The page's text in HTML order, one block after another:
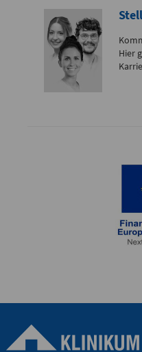
6514
Bereitschaftspraxis
Allgemeinmedizinischer
Flemmingstraße 4, Haus
Hier